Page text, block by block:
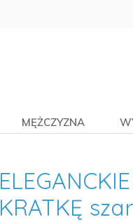
MĘŻCZYZNA
KRATKĘ